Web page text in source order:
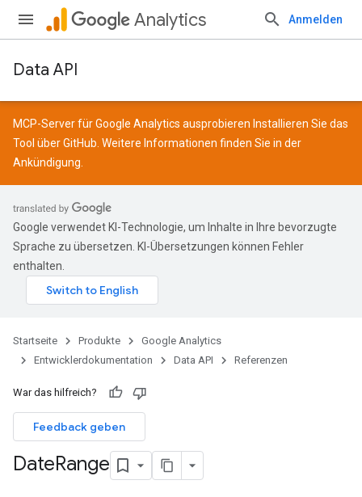
Analytics Anmelden
Data API
MCP-Server für Google Analytics ausprobieren Installieren Sie das
Tool überGitHub . Weitere Informationen finden Sie in der
Ankündigung
Google verwendet KI-Technologie, um Inhalte in Ihre bevorzugte
Sprache zu übersetzen. KI-Übersetzungen können Fehler
enthalten.
Startseite Produkte
Google Analytics
Entwicklerdokumentation
Data API Referenzen
War das hilfreich?
Feedback geben
DateRange